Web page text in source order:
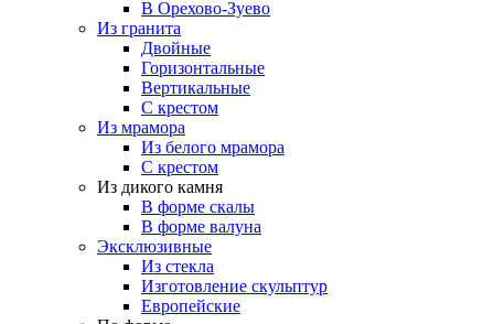
В Орехово-Зуево
Из гранита
Двойные
Горизонтальные
Вертикальные
С крестом
Из мрамора
Из белого мрамора
С крестом
Из дикого камня
В форме скалы
В форме валуна
Эксклюзивные
Из стекла
Изготовление скульптур
Европейские